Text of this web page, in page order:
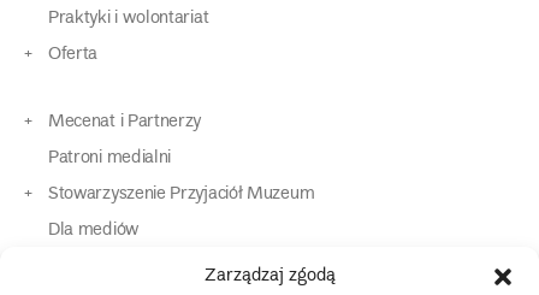
Zarządzaj zgodą
Praktyki i wolontariat
Oferta
Mecenat i Partnerzy
Patroni medialni
Stowarzyszenie Przyjaciół Muzeum
Dla mediów
Dla osób o specjalnych potrzebach